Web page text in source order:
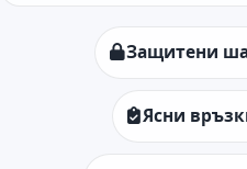
Защитени
Ясни